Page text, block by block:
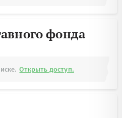
фонда
Открыть доступ.